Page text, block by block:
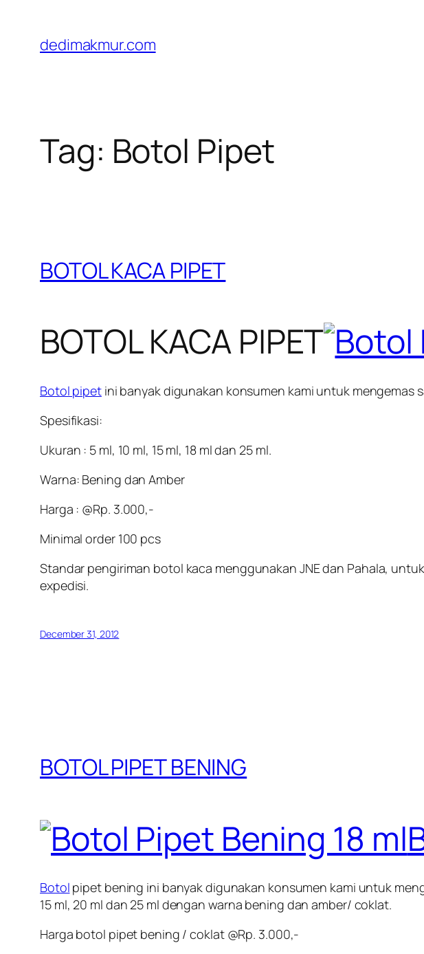
content
dedimakmur.com
Tag: Botol Pipet
BOTOL KACA PIPET
BOTOL KACA PIPET
Botol pipetini banyak digunakan konsumen kami untuk mengemas
Spesifikasi:
Ukuran : 5 ml, 10 ml, 15 ml, 18 ml dan 25 ml.
Warna: Bening dan Amber
Harga : @Rp. 3.000,-
Minimal order 100 pcs
Standar pengiriman botol kaca menggunakan JNE dan Pahala,
expedisi.
December 31, 2012
BOTOL PIPET BENING
Botol pipet bening ini banyak digunakan konsumen kami untuk
15 ml, 20 ml dan 25 ml dengan warna bening dan amber/ coklat.
Harga botol pipet bening / coklat @Rp. 3.000,-